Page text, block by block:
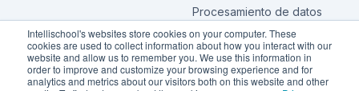
Intellischool's websites store cookies on your computer. These
cookies are used to collect information about how you interact with our
website and allow us to remember you. We use this information in
order to improve and customize your browsing experience and for
analytics and metrics about our visitors both on this website and other
Procesamiento de datos
Otras políticas